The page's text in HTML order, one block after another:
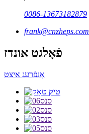
0086-13673182879
frank@cnzheps.com
פֿאָלגט אונדז
אָנפֿרעג איצט